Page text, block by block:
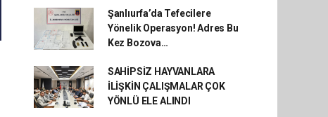
Şanlıurfa’da Tefecilere
Yönelik Operasyon! Adres Bu
Kez Bozova…
SAHİPSİZ HAYVANLARA
İLİŞKİN ÇALIŞMALAR ÇOK
YÖNLÜ ELE ALINDI